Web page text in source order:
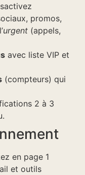
promos,
urgent (appels,
avec liste VIP et
(compteurs) qui
2 à 3
en page 1
et outils